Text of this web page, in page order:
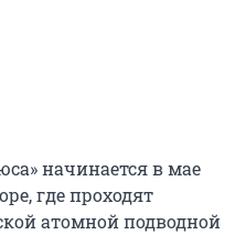
начинается в мае
где проходят
атомной подводной